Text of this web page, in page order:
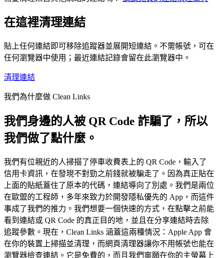
於在瀏覽器中貼上並清理，而瀏覽器原生 WASM 版本正
在開發中。
清除在中途出現的追蹤器。Apple app 更具備分享表單、
簿工作流程，而網頁版清理工具則在任何瀏覽器中提供
相同的隱私優先清理邏輯。
在這裡清理連結
貼上任何連結即可移除追蹤器並展開短連結。不需帳號，可在
任何瀏覽器中使用；最近連結記錄會留在此瀏覽器中。
清理連結
我們為什麼做 Clean Links
我們身邊的人被 QR Code 詐騙了，所以
我們做了點什麼。
我們有位親近的人掃描了停車收費表上的 QR Code，輸入了
信用卡資訊，在發現不對勁之前錢就被騙走了。因為真正貼在
上面的貼紙蓋住了原本的代碼，連結導向了別處。我們是兩位
在歐盟的工程師，多年來致力於開發隱私優先的 App，而這件
事成了我們的推力。我們想要一個快速的方式，在點擊之前能
看到連結或 QR Code 的真正目的地，並且在分享連結時去除
追蹤參數。現在，Clean Links 涵蓋這兩種情況：Apple App 會
在你的裝置上掃描並清理，而網頁清理器讓你不用帳號也能在
瀏覽器檢查連結。它是免費的，而且我們寧願在你的主螢幕上